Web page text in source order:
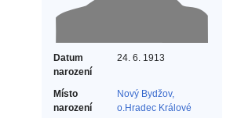
Datum
narození
24. 6. 1913
Místo
narození
Nový Bydžov,
o.Hradec Králové